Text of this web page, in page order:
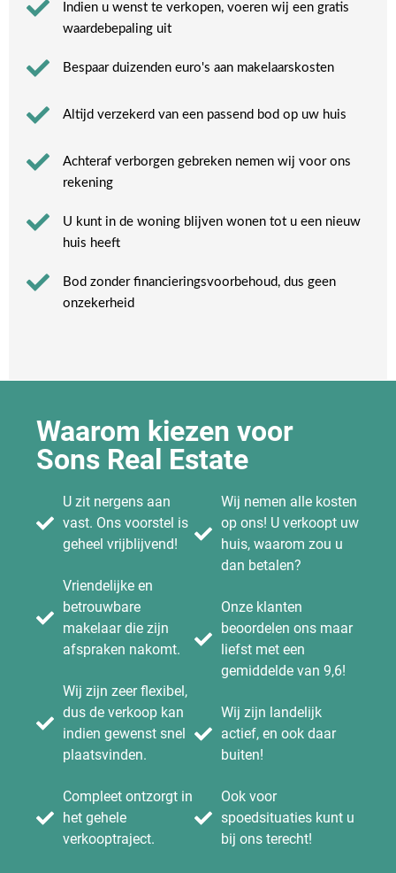
Indien u wenst te verkopen, voeren wij een gratis
waardebepaling uit
Bespaar duizenden euro's aan makelaarskosten
Altijd verzekerd van een passend bod op uw huis
Achteraf verborgen gebreken nemen wij voor ons
rekening​
U kunt in de woning blijven wonen tot u een nieuw
huis heeft​
Bod zonder financieringsvoorbehoud, dus geen
onzekerheid​
Waarom kiezen voor
Sons Real Estate
U zit nergens aan
vast. Ons voorstel is
geheel vrijblijvend!
Vriendelijke en
betrouwbare
makelaar die zijn
afspraken nakomt.
Wij zijn zeer flexibel,
dus de verkoop kan
indien gewenst snel
plaatsvinden.
Compleet ontzorgt in
het gehele
verkooptraject.
Wij nemen alle kosten
op ons! U verkoopt uw
huis, waarom zou u
dan betalen?
Onze klanten
beoordelen ons maar
liefst met een
gemiddelde van 9,6!
Wij zijn landelijk
actief, en ook daar
buiten!
Ook voor
spoedsituaties kunt u
bij ons terecht!